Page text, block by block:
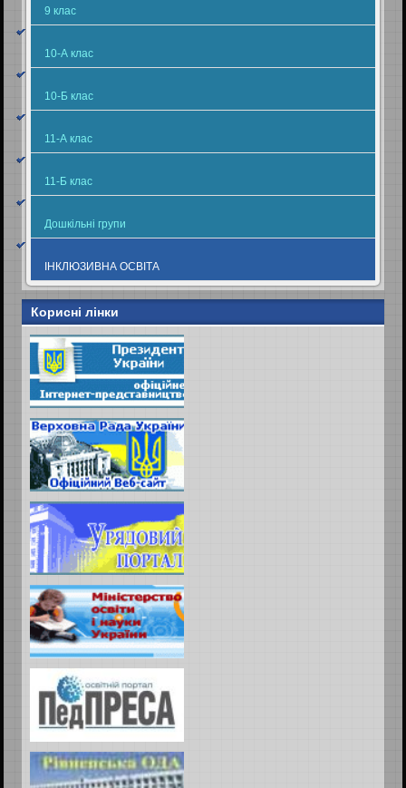
9 клас
10-А клас
10-Б клас
11-А клас
11-Б клас
Дошкільні групи
ІНКЛЮЗИВНА ОСВІТА
Корисні лінки